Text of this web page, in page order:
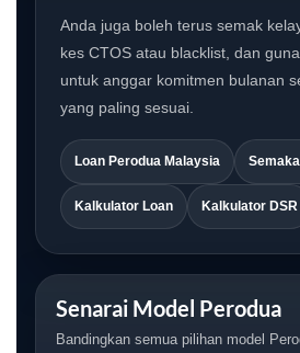
Anda juga boleh terus semak
kes CTOS atau blacklist, dan
untuk anggar komitmen bulanan
yang paling sesuai.
Loan Perodua Malaysia
Kalkulator Loan Kalkulator DSR
Senarai Model Perodua
Bandingkan semua pilihan model